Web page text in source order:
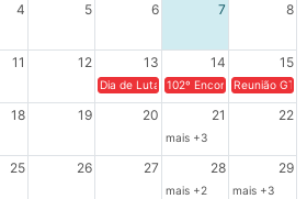
4 5 6 7 8
11 12 13 14 15
Dia de Luta em Defesa de Cuba e da
102º Encontro da
Reunião
18 19 20 21 22
mais +3
25 26 27 28 29
mais +2 mais +3